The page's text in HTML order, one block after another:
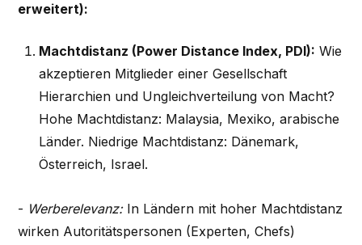
erweitert):
Machtdistanz (Power Distance Index, PDI): Wie
akzeptieren Mitglieder einer Gesellschaft
Hierarchien und Ungleichverteilung von Macht?
Hohe Machtdistanz: Malaysia, Mexiko, arabische
Länder. Niedrige Machtdistanz: Dänemark,
Österreich, Israel.
- Werberelevanz:In Ländern mit hoher Machtdistanz
wirken Autoritätspersonen (Experten, Chefs)